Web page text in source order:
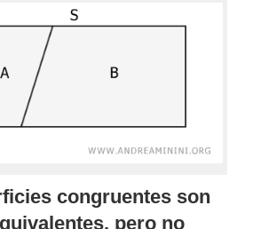
congruentes son
pero no